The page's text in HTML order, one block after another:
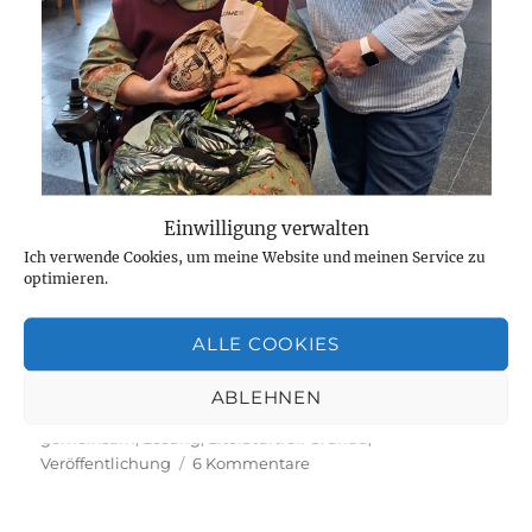
Einwilligung verwalten
Ich verwende Cookies, um meine Website und meinen Service zu
optimieren.
ALLE COOKIES
ABLEHNEN
Zusammen schaffen wir so einiges.
Veröffentlichung
6 Kommentarezu